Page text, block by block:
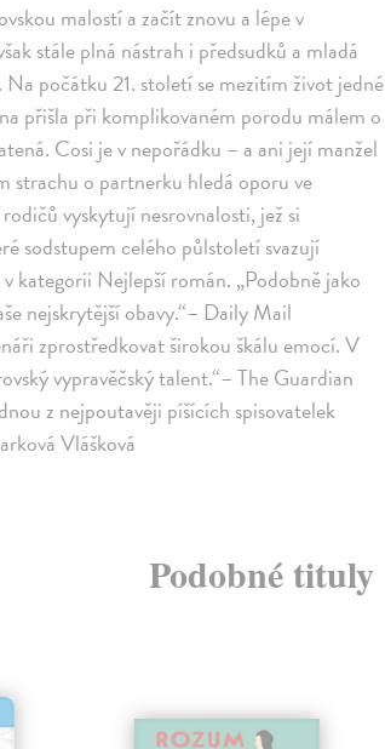
malostí a začít znovu a lépe v
stále plná nástrah i předsudků a mladá
počátku 21. století se mezitím život jedné
přišla při komplikovaném porodu málem o
Cosi je v nepořádku – a ani její manžel
strachu o partnerku hledá oporu ve
vyskytují nesrovnalosti, jež si
sodstupem celého půlstoletí svazují
kategorii Nejlepší román. „Podobně jako
nejskrytější obavy.“– Daily Mail
zprostředkovat širokou škálu emocí. V
vypravěčský talent.“– The Guardian
z nejpoutavěji píšících spisovatelek
Vlášková
Podobné tituly